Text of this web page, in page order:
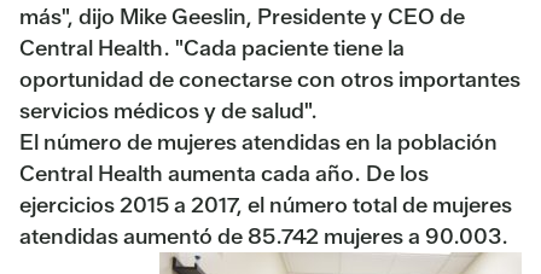
más", dijo Mike Geeslin, Presidente y CEO de
Central Health. "Cada paciente tiene la
oportunidad de conectarse con otros importantes
servicios médicos y de salud".
El número de mujeres atendidas en la población
Central Health aumenta cada año. De los
ejercicios 2015 a 2017, el número total de mujeres
atendidas aumentó de 85.742 mujeres a 90.003.